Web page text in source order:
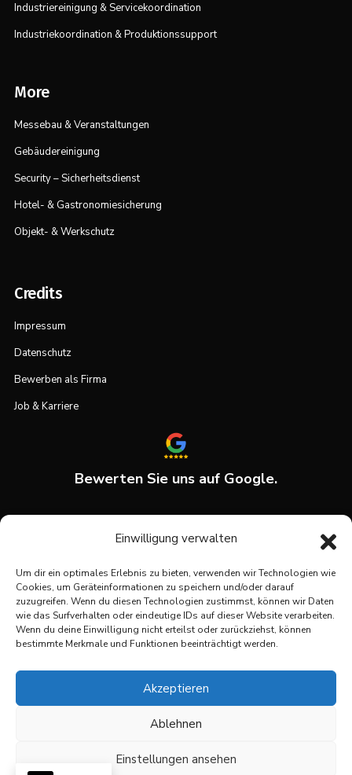
Einwilligung verwalten
Um dir ein optimales Erlebnis zu bieten, verwenden wir Technologien wie
Cookies, um Geräteinformationen zu speichern und/oder darauf
zuzugreifen. Wenn du diesen Technologien zustimmst, können wir Daten
wie das Surfverhalten oder eindeutige IDs auf dieser Website verarbeiten.
Wenn du deine Einwilligung nicht erteilst oder zurückziehst, können
bestimmte Merkmale und Funktionen beeinträchtigt werden.
Akzeptieren
Ablehnen
Einstellungen ansehen
Industriereinigung & Servicekoordination
Industriekoordination & Produktionssupport
More
Messebau & Veranstaltungen
Gebäudereinigung
Security – Sicherheitsdienst
Hotel- & Gastronomiesicherung
Objekt- & Werkschutz
Credits
Impressum
Datenschutz
Bewerben als Firma
Job & Karriere
Bewerten Sie uns auf Google.
Unser Team erarbeitet für Sie ein maßgeschneidertes
Dienstleistungspaket – von Sicherheitslösungen bis hin
zu Facility-, Industrie- und Serviceleistungen.
Copyright 2025 | Designed by